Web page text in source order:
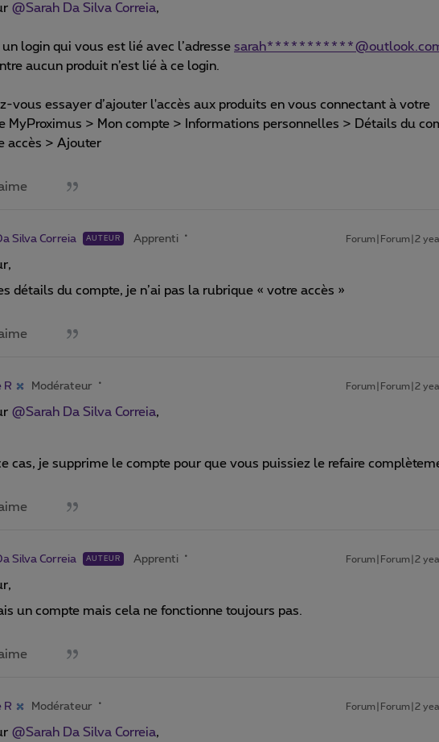
@Sarah Da Silva Correia,
un login qui vous est lié avec l’adresse
aucun produit n’est lié à ce login.
vous essayer d’ajouter l'accès aux produits en vous connectant à votre
MyProximus > Mon compte > Informations personnelles > Détails du
accès > Ajouter
Silva Correia AUTEUR Apprenti Forum|Forum|2
détails du compte, je n’ai pas la rubrique « votre accès »
R Modérateur Forum|Forum|2
@Sarah Da Silva Correia,
cas, je supprime le compte pour que vous puissiez le refaire
Silva Correia AUTEUR Apprenti Forum|Forum|2
un compte mais cela ne fonctionne toujours pas.
R Modérateur Forum|Forum|2
@Sarah Da Silva Correia,